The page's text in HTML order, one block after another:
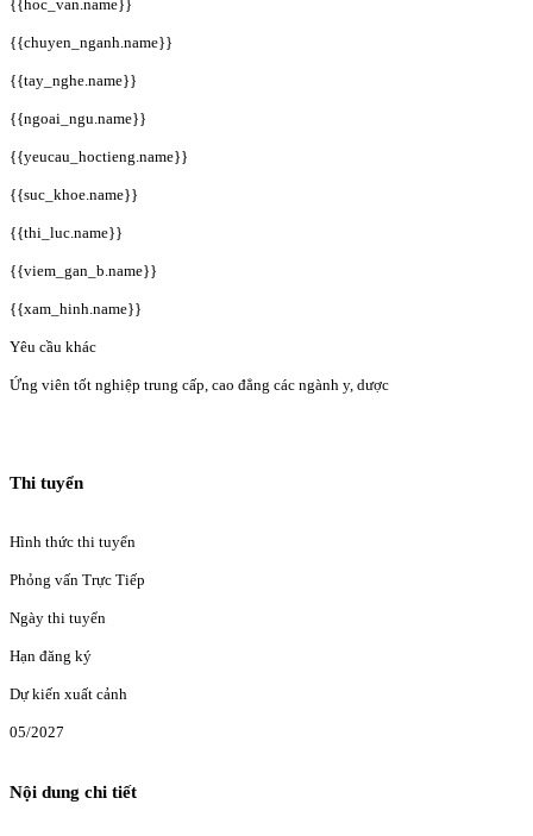
{{hoc_van.name}}
{{chuyen_nganh.name}}
{{tay_nghe.name}}
{{ngoai_ngu.name}}
{{yeucau_hoctieng.name}}
{{suc_khoe.name}}
{{thi_luc.name}}
{{viem_gan_b.name}}
{{xam_hinh.name}}
Yêu cầu khác
Ứng viên tốt nghiệp trung cấp, cao đẳng các ngành y, dược
Thi tuyển
Hình thức thi tuyển
Phỏng vấn Trực Tiếp
Ngày thi tuyển
Hạn đăng ký
Dự kiến xuất cảnh
05/2027
Nội dung chi tiết